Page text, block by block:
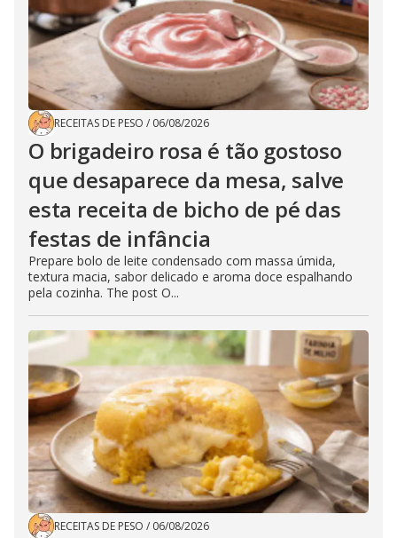
RECEITAS DE PESO / 06/08/2026
O brigadeiro rosa é tão gostoso
que desaparece da mesa, salve
esta receita de bicho de pé das
festas de infância
Prepare bolo de leite condensado com massa úmida,
textura macia, sabor delicado e aroma doce espalhando
pela cozinha. The post O...
RECEITAS DE PESO / 06/08/2026